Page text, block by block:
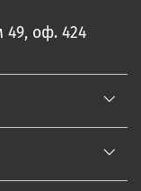
49, оф. 424